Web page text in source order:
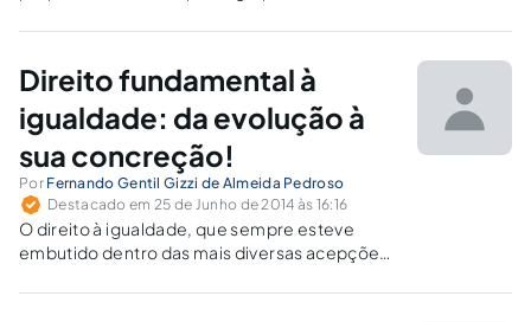
durante a ditadura militar. Tal modelo não foi
sido retomado constantemente pela Direita.
Direito fundamental à
igualdade: da evolução à
sua concreção!
Por Fernando Gentil Gizzi de Almeida Pedroso
Destacado em 25 de Junho de 2014 às 16:16
O direito à igualdade, que sempre esteve
embutido dentro das mais diversas acepções
tratamento justo por intermédio de um